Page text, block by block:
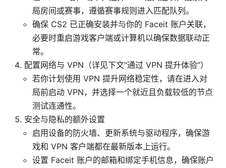
局房间或赛事，遵循赛事规则进入匹配队列。
确保 CS2 已正确安装并与你的 Faceit 账户关联，
必要时重启游戏客户端或计算机以确保数据联动正
常。
配置网络与 VPN（详见下文“通过 VPN 提升体验”）
若你计划使用 VPN 提升网络稳定性，请在进入对
局前启动 VPN，并选择一个就近且负载较低的节点
测试连通性。
安全与隐私的额外设置
启用设备的防火墙、更新系统与驱动程序，确保游
戏和 VPN 客户端都在最新版本上运行。
设置 Faceit 账户的邮箱和绑定手机信息，确保账户